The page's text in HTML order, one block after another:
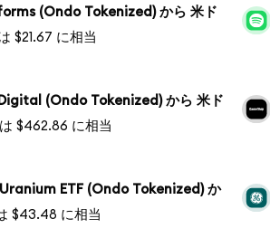
(Ondo Tokenized) から 米ド
$21.67 に相当
(Ondo Tokenized) から 米ド
$462.86 に相当
ETF (Ondo Tokenized) か
$43.48 に相当